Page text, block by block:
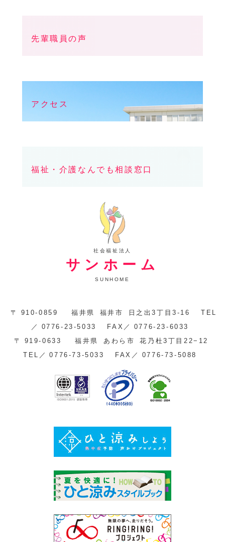
先輩職員の声
アクセス
福祉・介護なんでも相談窓口
社会福祉法人
サンホーム
SUNHOME
〒 910-0859 福井県 福井市 日之出3丁目3-16
TEL
／
0776-23-5033 FAX／
0776-23-6033
〒
919-0633 福井県 あわら市
花乃杜3丁目22−12
TEL／
0776-73-5033 FAX／ 0776-73-5088